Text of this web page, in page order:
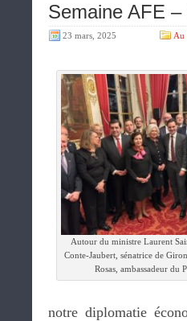
Semaine AFE
23 mars, 2025 Au
Autour du ministre Laurent
Conte-Jaubert, sénatrice de
Rosas, ambassadeur du
notre diplomatie